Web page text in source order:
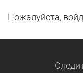
Пожалуйста,